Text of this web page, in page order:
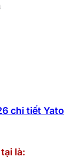
chi tiết Yato
là: